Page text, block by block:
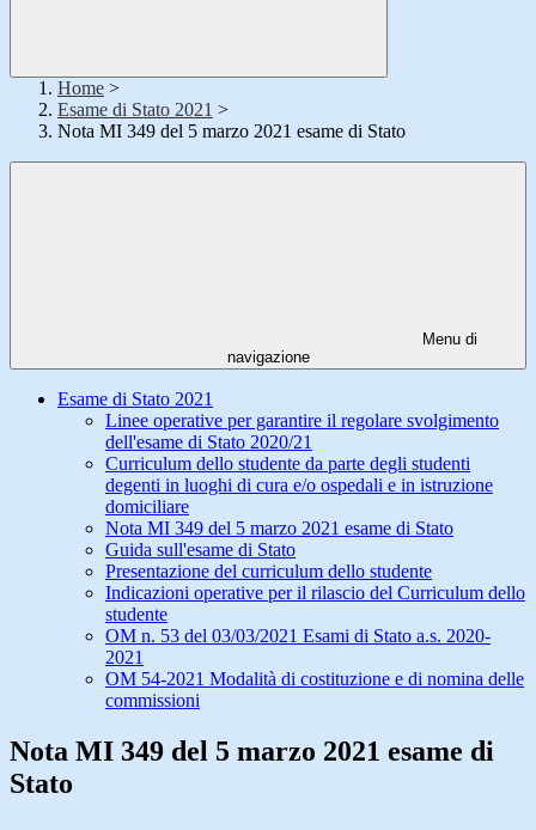
Home >
Esame di Stato 2021 >
Nota MI 349 del 5 marzo 2021 esame di Stato
Menu di
navigazione
Esame di Stato 2021
Linee operative per garantire il regolare svolgimento
dell'esame di Stato 2020/21
Curriculum dello studente da parte degli studenti
degenti in luoghi di cura e/o ospedali e in istruzione
domiciliare
Nota MI 349 del 5 marzo 2021 esame di Stato
Guida sull'esame di Stato
Presentazione del curriculum dello studente
Indicazioni operative per il rilascio del Curriculum dello
studente
OM n. 53 del 03/03/2021 Esami di Stato a.s. 2020-
2021
OM 54-2021 Modalità di costituzione e di nomina delle
commissioni
Nota MI 349 del 5 marzo 2021 esame di
Stato